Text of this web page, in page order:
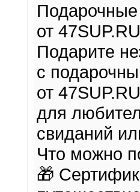
от 47SUP.RU
Подарите
с
от
для
свиданий
Что можно
🎁